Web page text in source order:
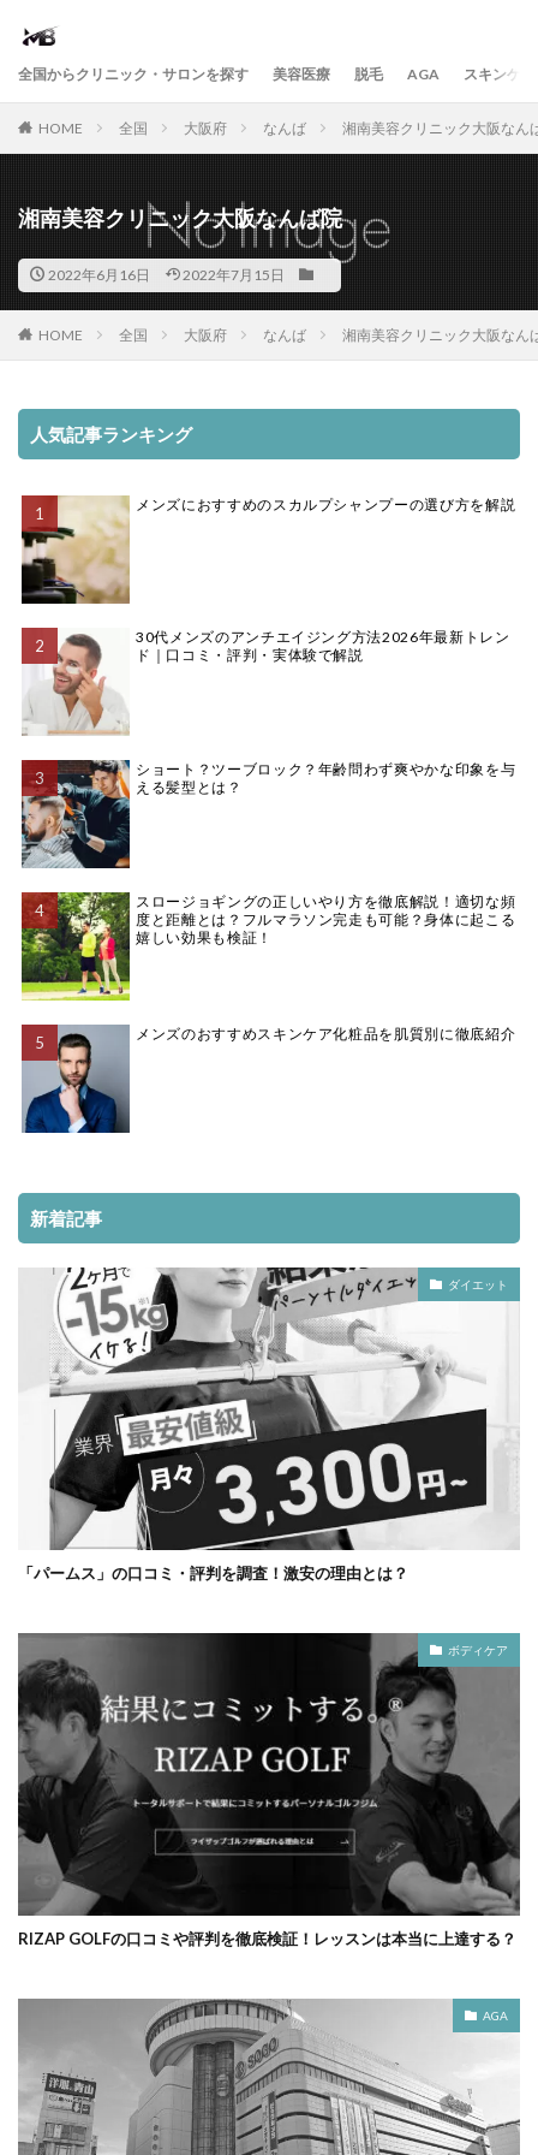
全国からクリニック・サロンを探す 美容医療 脱毛 AGA スキンケア
HOME 全国 大阪府 なんば 湘南美容クリニック大阪なん
湘南美容クリニック大阪なんば院
2022年6月16日 2022年7月15日
HOME 全国 大阪府 なんば 湘南美容クリニック大阪なん
人気記事ランキング
メンズにおすすめのスカルプシャンプーの選び方を解説
30代メンズのアンチエイジング方法2026年最新トレン
ド｜口コミ・評判・実体験で解説
ショート？ツーブロック？年齢問わず爽やかな印象を与
える髪型とは？
スロージョギングの正しいやり方を徹底解説！適切な頻
度と距離とは？フルマラソン完走も可能？身体に起こる
嬉しい効果も検証！
メンズのおすすめスキンケア化粧品を肌質別に徹底紹介
新着記事
ダイエット
「パームス」の口コミ・評判を調査！激安の理由とは？
ボディケア
RIZAP GOLFの口コミや評判を徹底検証！レッスンは本当に上達する？
AGA